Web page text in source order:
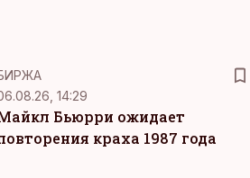
14:29
Бьюрри ожидает
краха 1987 года